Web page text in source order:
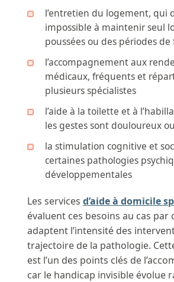
l’entretien du logement, qui
impossible à maintenir seul
poussées ou des périodes
l’accompagnement aux
médicaux, fréquents et
plusieurs spécialistes
l’aide à la toilette et à
les gestes sont douloureux
la stimulation cognitive et
certaines pathologies
développementales
Les services d’aide à domicile
évaluent ces besoins au cas par
adaptent l’intensité des
trajectoire de la pathologie.
est l’un des points clés de
car le handicap invisible évolue